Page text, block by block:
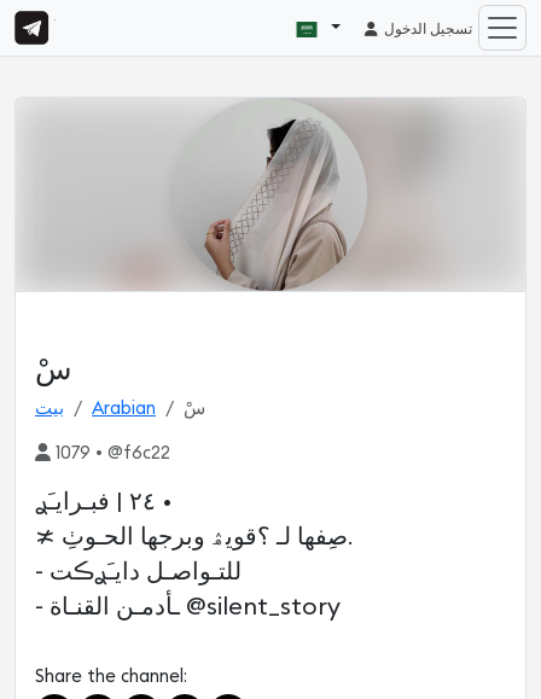
تسجيل الدخول
سْ
بيت Arabian سْ
1079 • @f6c22
٢٤ | فبـرايـَࢪ •
≭ صِفها لـ ؟قويۿ وبرجها الحـوٺِ.
- للتـواصـل دايـَࢪڪت
- ـأدمـن القنـاة @silent_story
Share the channel: